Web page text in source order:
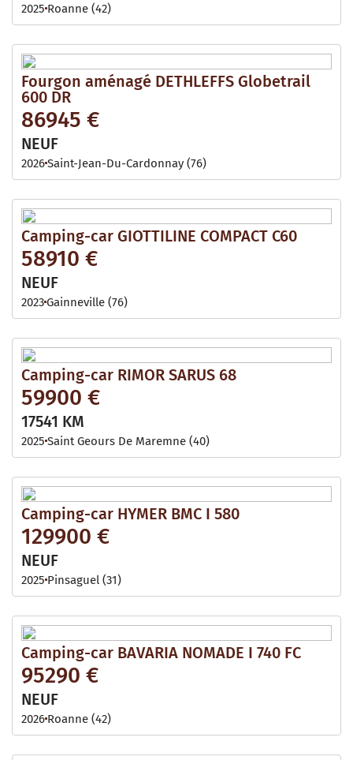
2025 Roanne (42)
Fourgon aménagé DETHLEFFS Globetrail
600 DR
86945 €
NEUF
2026Saint-Jean-Du-Cardonnay (76)
Camping-car GIOTTILINE COMPACT C60
58910 €
NEUF
2023Gainneville (76)
Camping-car RIMOR SARUS 68
59900 €
17541 KM
2025 Saint Geours De Maremne (40)
Camping-car HYMER BMC I 580
129900 €
NEUF
2025 Pinsaguel (31)
Camping-car BAVARIA NOMADE I 740 FC
95290 €
NEUF
2026 Roanne (42)